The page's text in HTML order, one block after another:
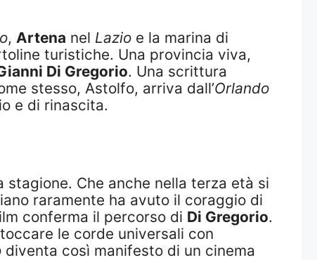
, Artena nel Lazio e la marina di
turistiche. Una provincia viva,
Di Gregorio. Una scrittura
stesso, Astolfo, arriva dall’Orlando
e di rinascita.
Che anche nella terza età si
raramente ha avuto il coraggio di
conferma il percorso di Di Gregorio.
le corde universali con
diventa così manifesto di un cinema